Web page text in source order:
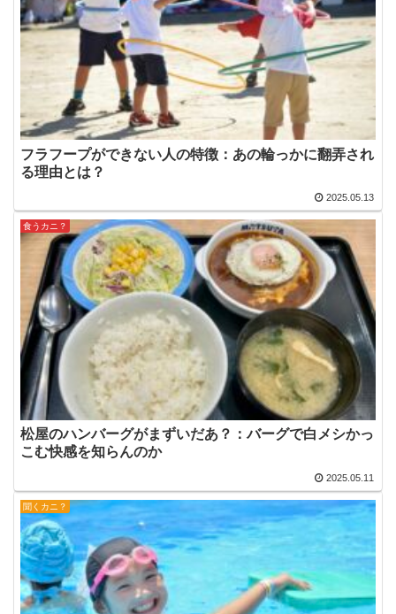
フラフープができない人の特徴：あの輪っかに翻弄され
る理由とは？
2025.05.13
食うカニ？
松屋のハンバーグがまずいだあ？：バーグで白メシかっ
こむ快感を知らんのか
2025.05.11
聞くカニ？